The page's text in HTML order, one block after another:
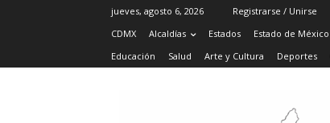
jueves, agosto 6, 2026
Registrarse / Unirse
CDMX
Alcaldías Estados Estado de México
Educación
Salud Arte y Cultura Deportes